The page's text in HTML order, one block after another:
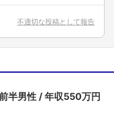
不適切な投稿として報告
半男性
年収550万円